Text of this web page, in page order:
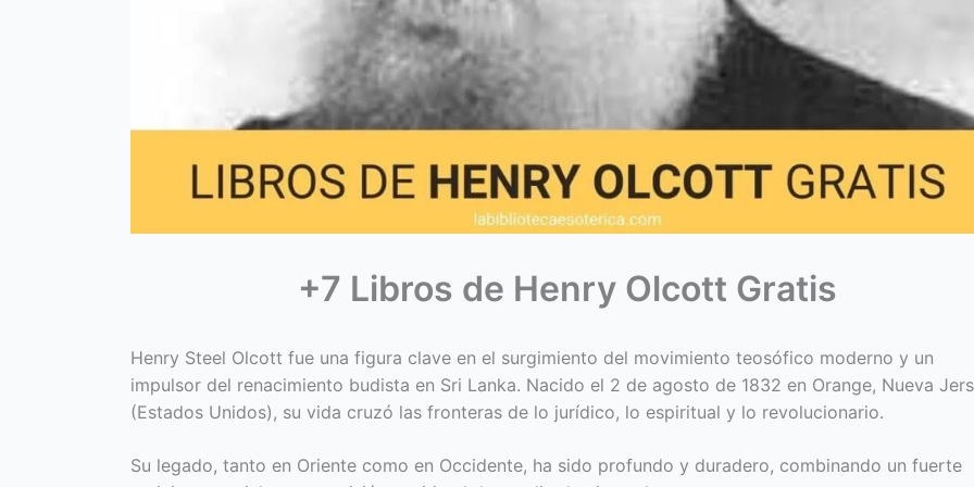
+7 Libros de Henry Olcott Gratis
Henry Steel Olcott fue una figura clave en el surgimiento del movimiento teosófico moderno y un
impulsor del renacimiento budista en Sri Lanka. Nacido el 2 de agosto de 1832 en Orange, Nueva
(Estados Unidos), su vida cruzó las fronteras de lo jurídico, lo espiritual y lo revolucionario.
Su legado, tanto en Oriente como en Occidente, ha sido profundo y duradero, combinando un fuerte